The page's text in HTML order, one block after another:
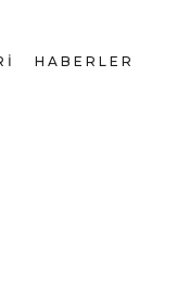
HABERLER